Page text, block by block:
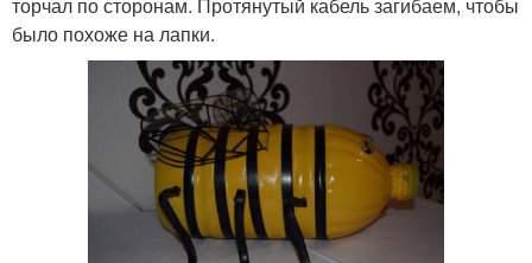
было похоже на лапки.